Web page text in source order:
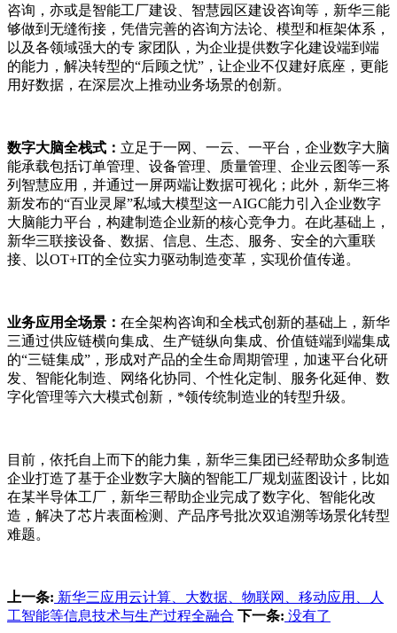
咨询，亦或是智能工厂建设、智慧园区建设咨询等，新华三能
够做到无缝衔接，凭借完善的咨询方法论、模型和框架体系，
以及各领域强大的专 家团队，为企业提供数字化建设端到端
的能力，解决转型的“后顾之忧”，让企业不仅建好底座，更能
用好数据，在深层次上推动业务场景的创新。
数字大脑全栈式： 立足于一网、一云、一平台，企业数字大脑
能承载包括订单管理、设备管理、质量管理、企业云图等一系
列智慧应用，并通过一屏两端让数据可视化；此外，新华三将
新发布的“百业灵犀”私域大模型这一AIGC能力引入企业数字
大脑能力平台，构建制造企业新的核心竞争力。在此基础上，
新华三联接设备、数据、信息、生态、服务、安全的六重联
接、以OT+IT的全位实力驱动制造变革，实现价值传递。
业务应用全场景： 在全架构咨询和全栈式创新的基础上，新华
三通过供应链横向集成、生产链纵向集成、价值链端到端集成
的“三链集成”，形成对产品的全生命周期管理，加速平台化研
发、智能化制造、网络化协同、个性化定制、服务化延伸、数
字化管理等六大模式创新，*领传统制造业的转型升级。
目前，依托自上而下的能力集，新华三集团已经帮助众多制造
企业打造了基于企业数字大脑的智能工厂规划蓝图设计，比如
在某半导体工厂，新华三帮助企业完成了数字化、智能化改
造，解决了芯片表面检测、产品序号批次双追溯等场景化转型
难题。
上一条: 新华三应用云计算、大数据、物联网、移动应用、人
工智能等信息技术与生产过程全融合 下一条: 没有了